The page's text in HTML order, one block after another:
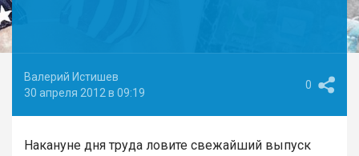
Валерий Истишев
30 апреля 2012 в 09:19
0
Накануне дня труда ловите свежайший выпуск